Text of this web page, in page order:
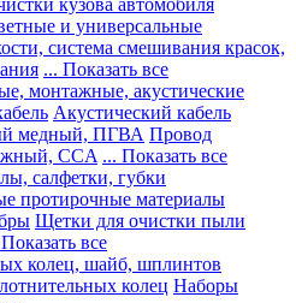
кузова автомобиля
и универсальные
система смешивания красок,
... Показать все
монтажные, акустические
Акустический кабель
медный, ПГВА Провод
CCA ... Показать все
салфетки, губки
протирочные материалы
Щетки для очистки пыли
все
колец, шайб, шплинтов
колец Наборы